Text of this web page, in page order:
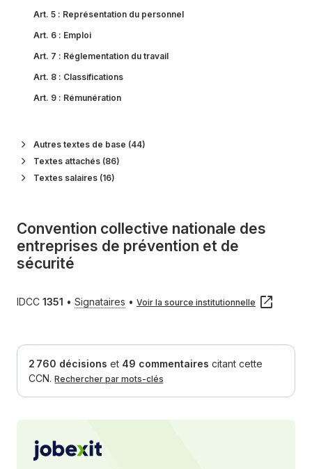
Art. 5 : Représentation du personnel
Art. 6 : Emploi
Art. 7 : Réglementation du travail
Art. 8 : Classifications
Art. 9 : Rémunération
Art. 11
:Sécurité professionnelle
Art. 12:Modification de la situation juridique de l'employeur
Art. 13:Formation professionnelle et formation permanente
Autres textes de base (44)
Textes attachés (86)
Textes salaires (16)
Convention collective nationale des
entreprises de prévention et de
sécurité
IDCC 1351 • Signataires • Voir la source institutionnelle
2 760 décisions et 49 commentaires citant cette
CCN. Rechercher par mots-clés